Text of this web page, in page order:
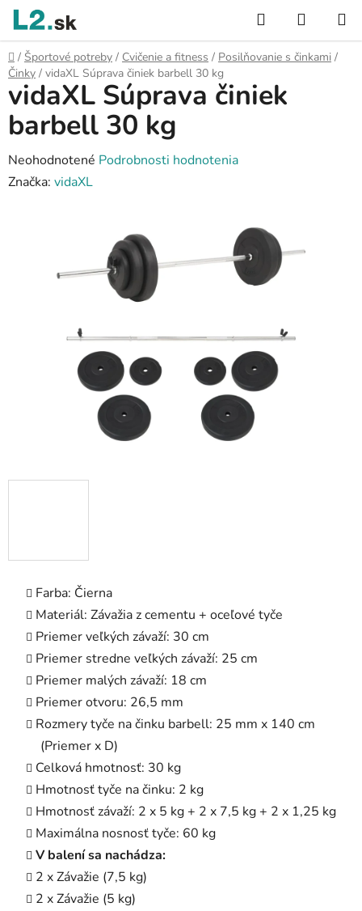
Prejsť
obsah
Hľadať
KOŠÍK
Domov
/ Športové potreby / Cvičenie a fitness / Posilňovanie s činkami /
Činky / vidaXL Súprava činiek barbell 30 kg
Farba: Čierna
Materiál: Závažia z cementu + oceľové tyče
Priemer veľkých závaží: 30 cm
Priemer stredne veľkých závaží: 25 cm
Priemer malých závaží: 18 cm
Priemer otvoru: 26,5 mm
Rozmery tyče na činku barbell: 25 mm x 140 cm
(Priemer x D)
Celková hmotnosť: 30 kg
Hmotnosť tyče na činku: 2 kg
Hmotnosť závaží: 2 x 5 kg + 2 x 7,5 kg + 2 x 1,25 kg
Maximálna nosnosť tyče: 60 kg
V balení sa nachádza:
2 x Závažie (7,5 kg)
2 x Závažie (5 kg)
vidaXL Súprava činiek
barbell 30 kg
Priemerné
hodnotenie
Neohodnotené Podrobnosti hodnotenia
Značka: vidaXL